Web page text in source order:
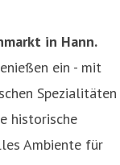
in Hann.
ein - mit
Spezialitäten
historische
Ambiente für